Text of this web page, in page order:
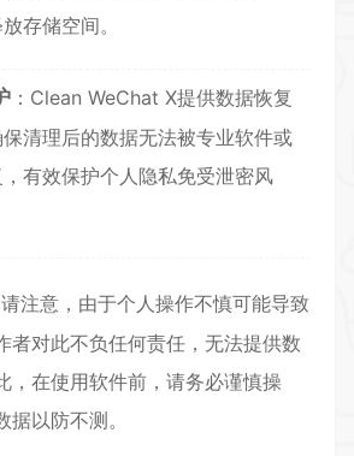
存储空间。
：Clean WeChat X提供数据恢复
清理后的数据无法被专业软件或
有效保护个人隐私免受泄密风
请注意，由于个人操作不慎可能导致
者对此不负任何责任，无法提供数
，在使用软件前，请务必谨慎操
以防不测。